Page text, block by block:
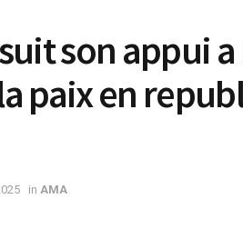
son appui a
paix en
in AMA